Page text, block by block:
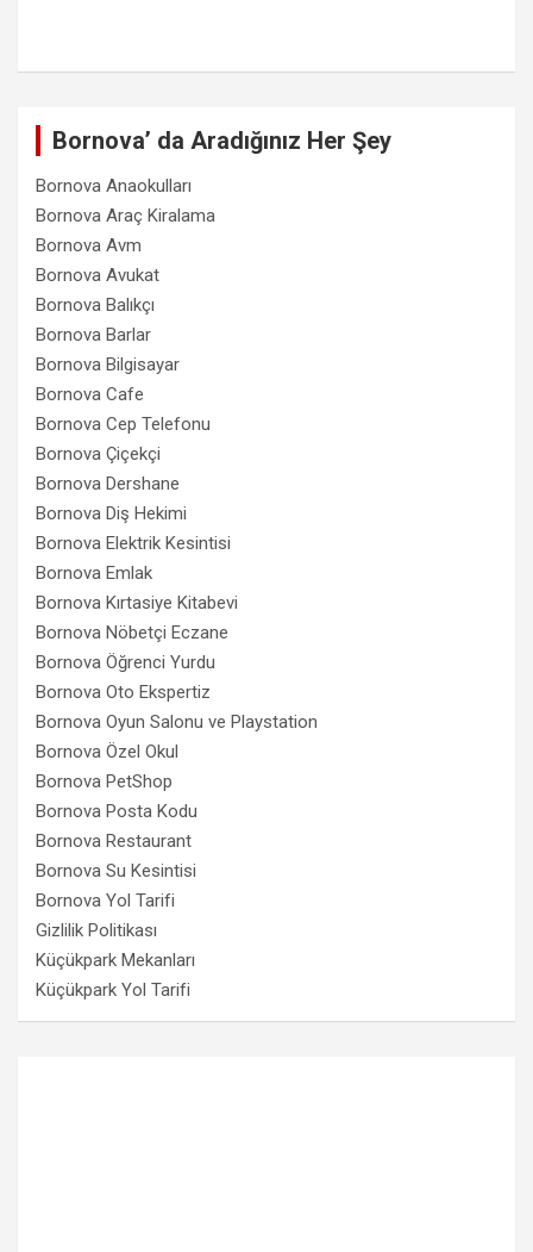
Bornova’ da Aradığınız Her Şey
Bornova Anaokulları
Bornova Araç Kiralama
Bornova Avm
Bornova Avukat
Bornova Balıkçı
Bornova Barlar
Bornova Bilgisayar
Bornova Cafe
Bornova Cep Telefonu
Bornova Çiçekçi
Bornova Dershane
Bornova Diş Hekimi
Bornova Elektrik Kesintisi
Bornova Emlak
Bornova Kırtasiye Kitabevi
Bornova Nöbetçi Eczane
Bornova Öğrenci Yurdu
Bornova Oto Ekspertiz
Bornova Oyun Salonu ve Playstation
Bornova Özel Okul
Bornova PetShop
Bornova Posta Kodu
Bornova Restaurant
Bornova Su Kesintisi
Bornova Yol Tarifi
Gizlilik Politikası
Küçükpark Mekanları
Küçükpark Yol Tarifi